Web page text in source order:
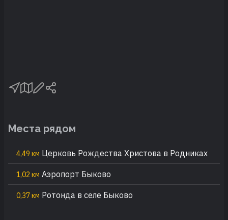
Места рядом
4,49 км Церковь Рождества Христова в Родниках
1,02 км Аэропорт Быково
0,37 км Ротонда в селе Быково